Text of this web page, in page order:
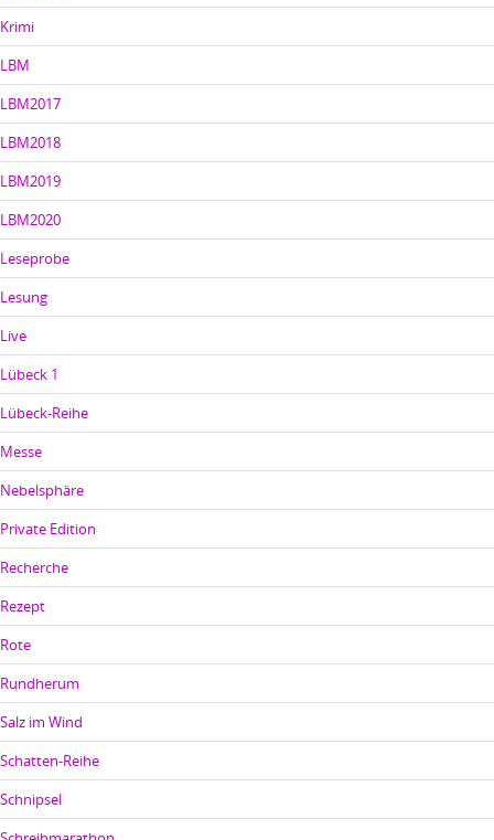
Krimi
LBM
LBM2017
LBM2018
LBM2019
LBM2020
Leseprobe
Lesung
Live
Lübeck 1
Lübeck-Reihe
Messe
Nebelsphäre
Private Edition
Recherche
Rezept
Rote
Rundherum
Salz im Wind
Schatten-Reihe
Schnipsel